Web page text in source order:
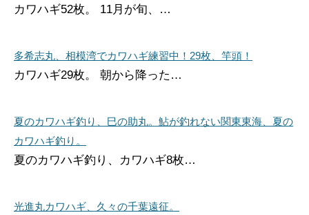
カワハギ52枚。 11月が旬、…
多希志丸、相模湾でカワハギ練習中！29枚、竿頭！
カワハギ29枚。 朝から降った…
夏のカワハギ釣り、巳の助丸。鮎が釣れない関東東海、夏の
カワハギ釣り。
夏のカワハギ釣り、カワハギ8枚…
光進丸カワハギ、久々の千葉遠征。